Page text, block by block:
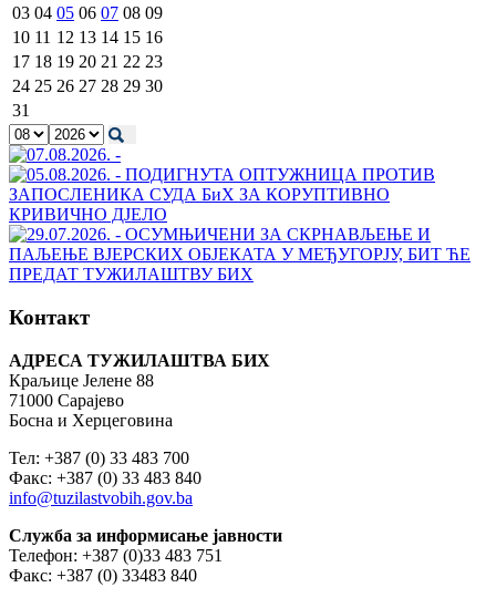
03 04 05 06 07 08 09
10 11 12 13 14 15 16
17 18 19 20 21 22 23
24 25 26 27 28 29 30
31
Контакт
АДРЕСА ТУЖИЛАШТВА БИХ
Краљице Јелене 88
71000 Сарајево
Босна и Херцеговина
Тел: +387 (0) 33 483 700
Факс: +387 (0) 33 483 840
info@tuzilastvobih.gov.ba
Служба за информисање јавности
Телефон: +387 (0)33 483 751
Факс: +387 (0) 33483 840